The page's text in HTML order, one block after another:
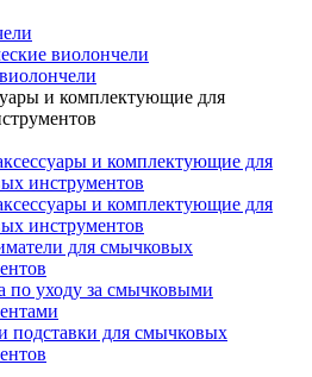
виолончели
и комплектующие для
и комплектующие для
инструментов
и комплектующие для
инструментов
для смычковых
по уходу за смычковыми
подставки для смычковых